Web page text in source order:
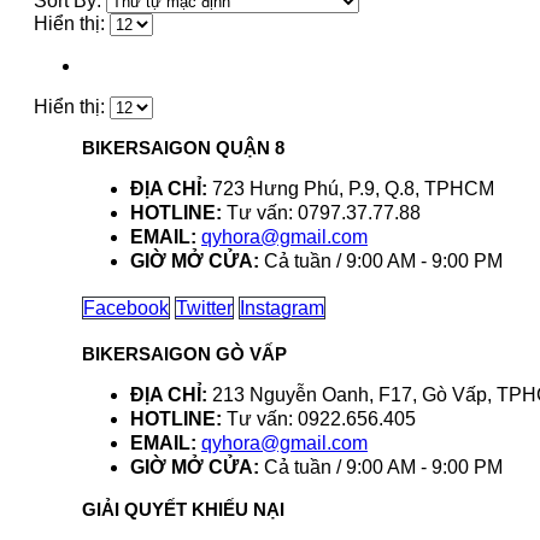
Hiển thị:
Hiển thị:
BIKERSAIGON QUẬN 8
ĐỊA CHỈ: 723 Hưng Phú, P.9, Q.8, TPHCM
HOTLINE: Tư vấn: 0797.37.77.88
EMAIL: qyhora@gmail.com
GIỜ MỞ CỬA: Cả tuần / 9:00 AM - 9:00 PM
Facebook Twitter Instagram
BIKERSAIGON GÒ VẤP
ĐỊA CHỈ: 213 Nguyễn Oanh, F17, Gò Vấp,
HOTLINE: Tư vấn: 0922.656.405
EMAIL: qyhora@gmail.com
GIỜ MỞ CỬA: Cả tuần / 9:00 AM - 9:00 PM
GIẢI QUYẾT KHIẾU NẠI